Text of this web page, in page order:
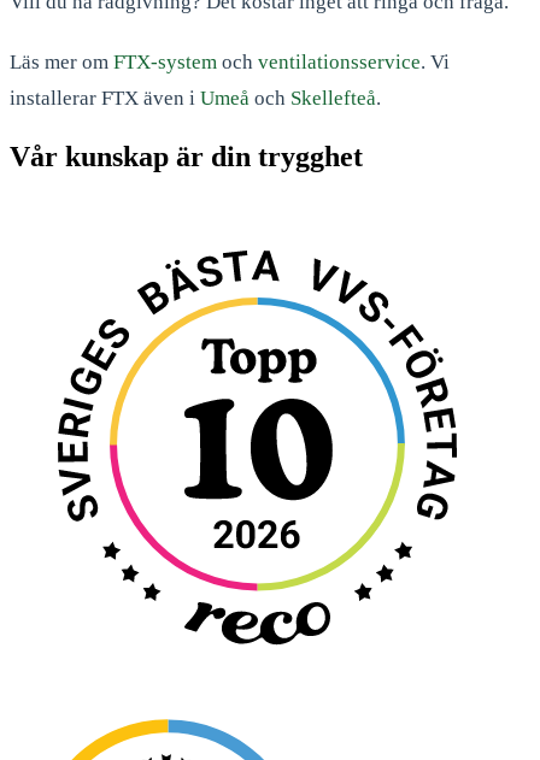
Läs mer om FTX-system och ventilationsservice. Vi
installerar FTX även i Umeå och Skellefteå.
Vår kunskap är din trygghet